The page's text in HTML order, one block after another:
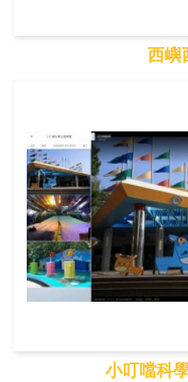
西嶼
小叮噹科